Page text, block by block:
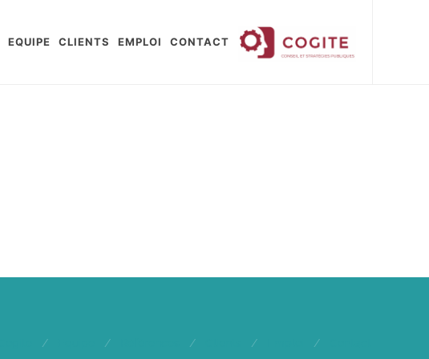
EQUIPE CLIENTS EMPLOI CONTACT
/ / / / /